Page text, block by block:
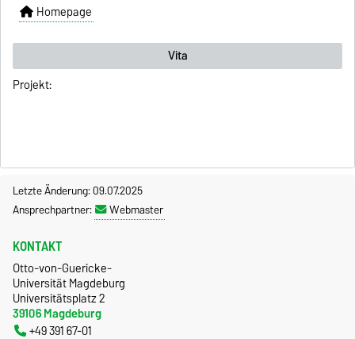
Homepage
Vita
Projekt:
Letzte Änderung: 09.07.2025
Ansprechpartner:
Webmaster
KONTAKT
Otto-von-Guericke-
Universität Magdeburg
Universitätsplatz 2
39106 Magdeburg
+49 391 67-01